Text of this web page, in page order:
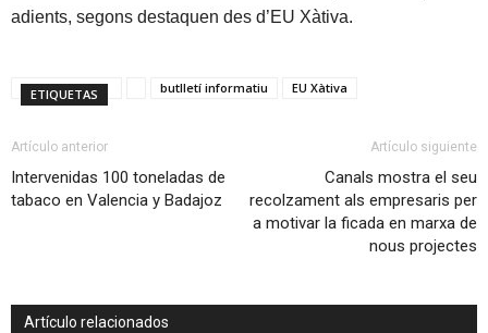
adients, segons destaquen des d’EU Xàtiva.
ETIQUETAS butlletí informatiu EU Xàtiva
Artículo anterior
Intervenidas 100 toneladas de
tabaco en Valencia y Badajoz
Artículo siguiente
Canals mostra el seu
recolzament als empresaris per
a motivar la ficada en marxa de
nous projectes
Artículo relacionados